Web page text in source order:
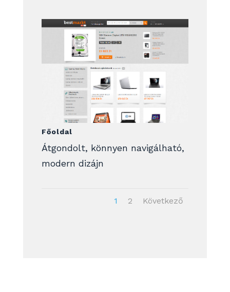
Főoldal
Átgondolt, könnyen navigálható,
modern dizájn
1 2 Következő